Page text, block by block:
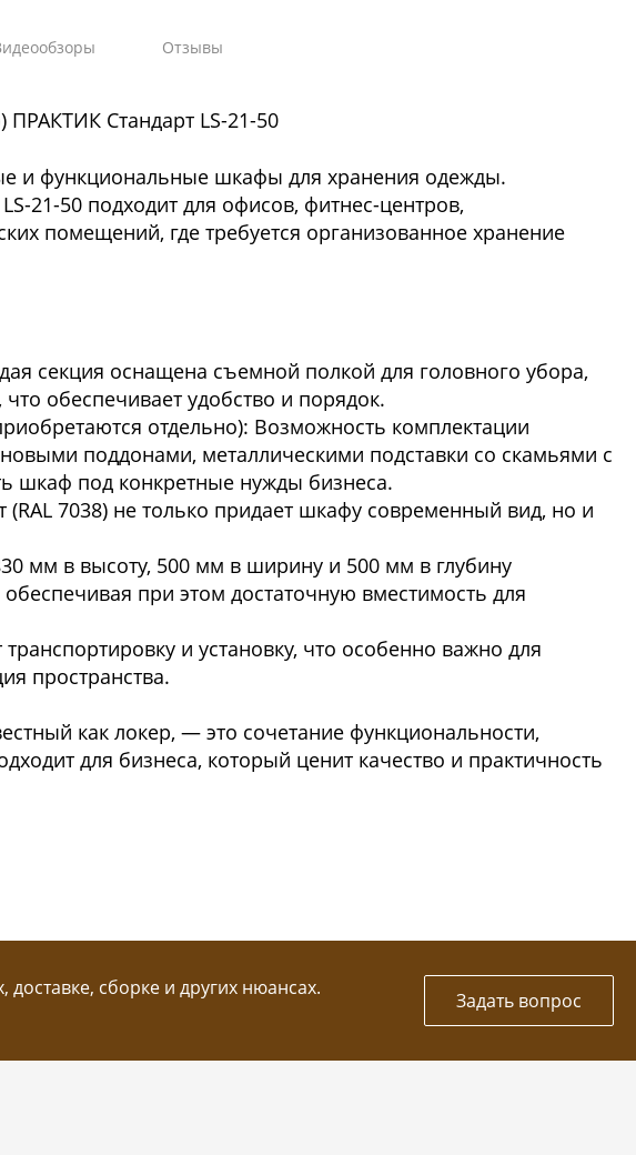
Отзывы
Стандарт LS-21-50
и функциональные шкафы для хранения одежды.
21-50 подходит для офисов, фитнес-центров,
помещений, где требуется организованное хранение
секция оснащена съемной полкой для головного убора,
обеспечивает удобство и порядок.
отдельно): Возможность комплектации
поддонами, металлическими подставки со скамьями с
шкаф под конкретные нужды бизнеса.
7038) не только придает шкафу современный вид, но и
мм в высоту, 500 мм в ширину и 500 мм в глубину
при этом достаточную вместимость для
и установку, что особенно важно для
пространства.
как локер, — это сочетание функциональности,
для бизнеса, который ценит качество и практичность
сборке и других нюансах.
Задать вопрос